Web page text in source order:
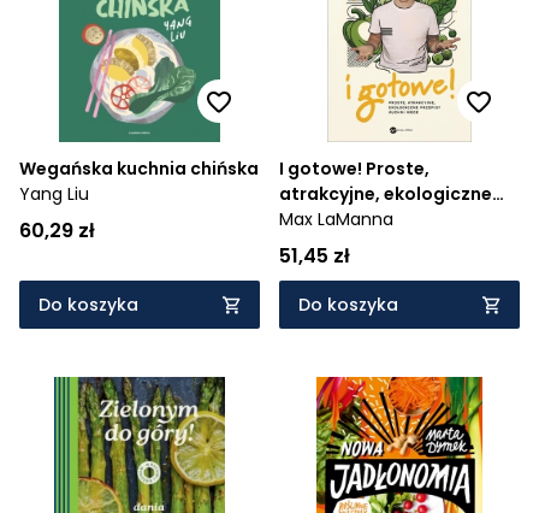
Wegańska kuchnia chińska
Yang Liu
60,29 zł
Do koszyka
I gotowe! Proste,
atrakcyjne, ekologiczne
przepisy kuchni wege
Max LaManna
51,45 zł
Do koszyka